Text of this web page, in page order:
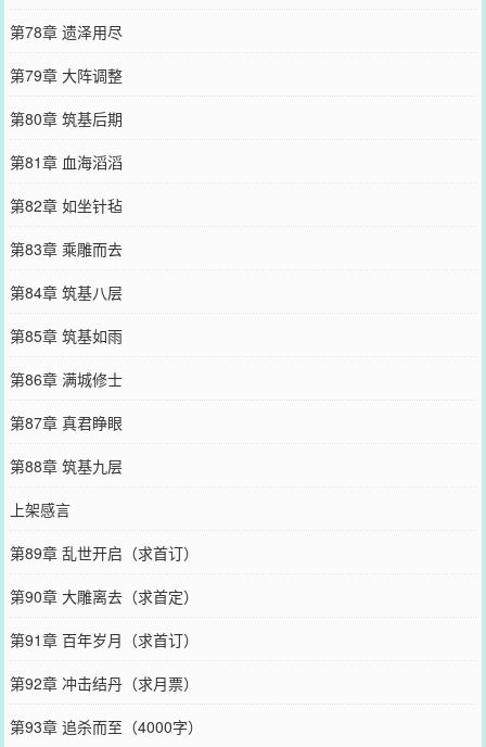
第78章 遗泽用尽
第79章 大阵调整
第80章 筑基后期
第81章 血海滔滔
第82章 如坐针毡
第83章 乘雕而去
第84章 筑基八层
第85章 筑基如雨
第86章 满城修士
第87章 真君睁眼
第88章 筑基九层
上架感言
第89章 乱世开启（求首订）
第90章 大雕离去（求首定）
第91章 百年岁月（求首订）
第92章 冲击结丹（求月票）
第93章 追杀而至（4000字）